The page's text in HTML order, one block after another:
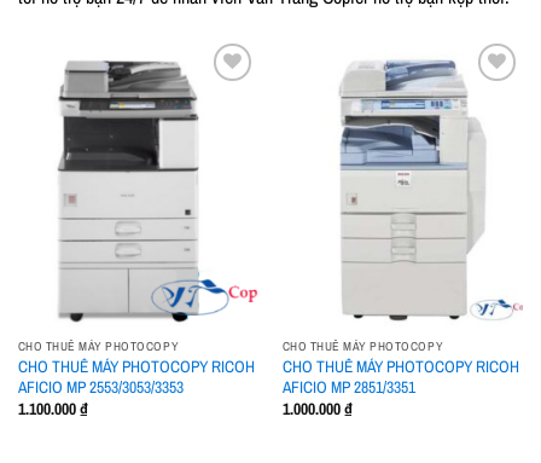
CHO THUÊ MÁY PHOTOCOPY
CHO THUÊ MÁY PHOTOCOPY RICOH
AFICIO MP 2553/3053/3353
1.100.000₫
Add to
CHO THUÊ MÁY PHOTOCOPY
CHO THUÊ MÁY PHOTOCOPY RICOH
AFICIO MP 2851/3351
1.000.000₫